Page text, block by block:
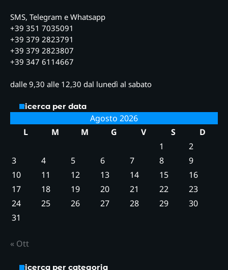
SMS, Telegram e Whatsapp
+39 351 7035091
+39 379 2823791
+39 379 2823807
+39 347 6114667
dalle 9,30 alle 12,30 dal lunedì al sabato
Ricerca per data
Agosto 2026
L
M M G V S
D
1
2
3
4 5 6 7 8
9
10
11 12 13 14 15
16
17
18 19 20 21 22
23
24
25 26 27 28 29
30
31
« Ott
Ricerca per categoria